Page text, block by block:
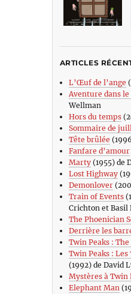
ARTICLES
L’Œuf de l’ange
Aventure dans le
Wellman
Hors du temps
Sommaire de
Tête brûlée
Fanfare d’amour
Marty(1955) de
Lost Highway
Demonlover
Train of Events
Crichton et Basil
The Phoenician
Derrière les
Twin Peaks :
Twin Peaks :
(1992) de David
Mystères à Twin
Elephant Man